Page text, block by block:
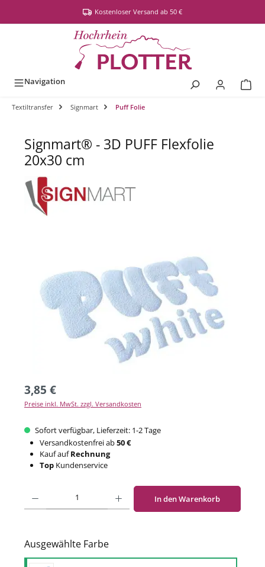
Kostenloser Versand ab 50 €
Navigation
Textiltransfer Signmart Puff Folie
Signmart® - 3D PUFF Flexfolie
20x30 cm
3,85 €
Preise inkl. MwSt. zzgl. Versandkosten
Sofort verfügbar, Lieferzeit: 1-2 Tage
Versandkostenfrei ab50 €
Kauf aufRechnung
TopKundenservice
Produkt Anzahl: Gib den gewünschten Wert ein oder benutze die Schaltflächen um
In den Warenkorb
Ausgewählte Farbe